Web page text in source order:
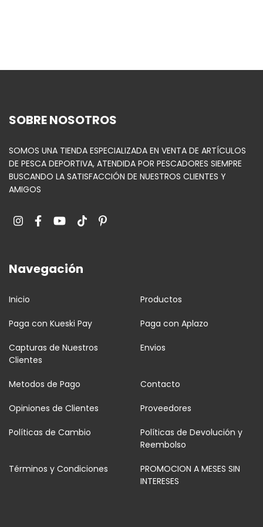
SOBRE NOSOTROS
SOMOS UNA TIENDA ESPECIALIZADA EN VENTA DE ARTÍCULOS
DE PESCA DEPORTIVA, ATENDIDA POR PESCADORES SIEMPRE
BUSCANDO LA SATISFACCIÓN DE NUESTROS CLIENTES Y
AMIGOS
Navegación
Inicio Productos
Paga con Kueski Pay Paga con Aplazo
Capturas de Nuestros
Clientes
Envios
Metodos de Pago Contacto
Opiniones de Clientes Proveedores
Políticas de Cambio
Políticas de Devolución y
Reembolso
Términos y Condiciones
PROMOCION A MESES SIN
INTERESES